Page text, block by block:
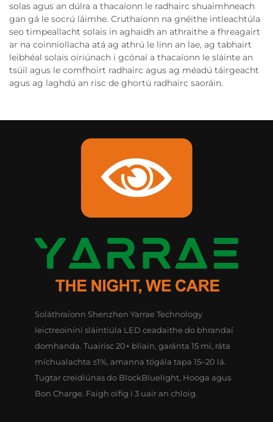
solas agus an dúlra a thacaíonn le radhairc shuaimhneach
gan gá le socrú láimhe. Cruthaíonn na gnéithe intleachtúla
seo timpeallacht solais in aghaidh an athraithe a fhreagairt
ar na coinníollacha atá ag athrú le linn an lae, ag tabhairt
leibhéal solais oiriúnach i gcónaí a thacaíonn le sláinte an
tsúil agus le comfhoirt radhairc agus ag méadú táirgeacht
agus ag laghdú an risc de ghortú radhairc saoráin.
Soláthraíonn Shenzhen Yarrae Technology
leictreoiníní sláintiúla LED ceadaithe do bhrandaí
domhanda. Tuairisc 20+ bliain, garánta 15 mí, ráta
míchualachta ≤1%, amanna tógála tapa 15–20 lá.
Tugtar creidiúnas do BlockBluelight, Hooga agus
Bon Charge. Faigh oifig i 3 uair an chloig.